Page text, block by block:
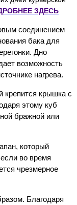
ЗДЕСЬ
соединением
бака для
Дно
возможность
нагрева.
крепится крышка с
этому куб
бражной или
который
во время
чрезмерное
Благодаря